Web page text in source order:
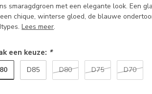
smaragdgroen met een elegante look. Een
chique, winterse gloed, de blauwe
Lees meer.
een keuze: *
D85 D80 D75 D70